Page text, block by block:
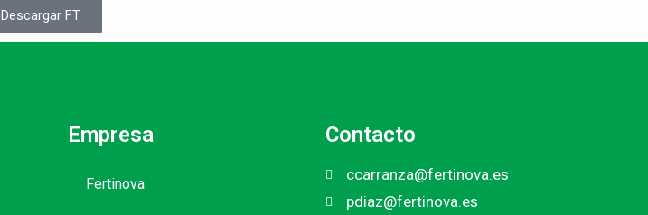
Descargar FT
Empresa
Fertinova
Contacto
ccarranza@fertinova.es
pdiaz@fertinova.es